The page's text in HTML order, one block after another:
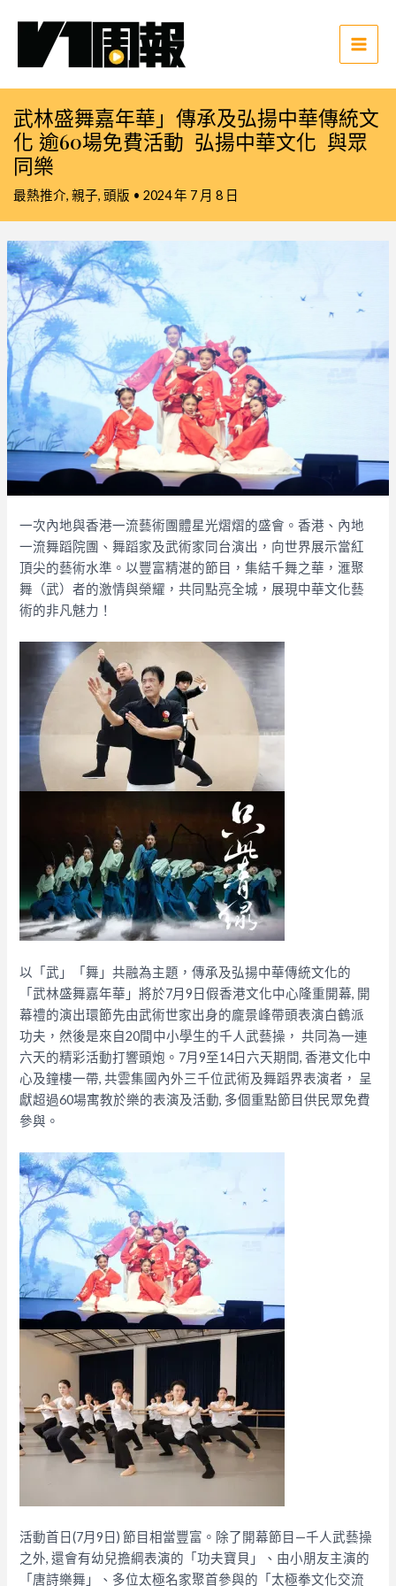
Main
武林盛舞嘉年華」傳承及弘揚中華傳統文
化 逾60場免費活動 弘揚中華文化 與眾
同樂
最熱推介, 親子, 頭版 • 2024 年 7 月 8 日
一次內地與香港一流藝術團體星光熠熠的盛會。香港、內地
一流舞蹈院團、舞蹈家及武術家同台演出，向世界展示當紅
頂尖的藝術水準。以豐富精湛的節目，集結千舞之華，滙聚
舞（武）者的激情與榮耀，共同點亮全城，展現中華文化藝
術的非凡魅力！
以「武」「舞」共融為主題，傳承及弘揚中華傳統文化的
「武林盛舞嘉年華」將於7月9日假香港文化中心隆重開幕, 開
幕禮的演出環節先由武術世家出身的龐景峰帶頭表演白鶴派
功夫，然後是來自20間中小學生的千人武藝操， 共同為一連
六天的精彩活動打響頭炮。7月9至14日六天期間, 香港文化中
心及鐘樓一帶, 共雲集國內外三千位武術及舞蹈界表演者， 呈
獻超過60場寓教於樂的表演及活動, 多個重點節目供民眾免費
參與。
活動首日(7月9日) 節目相當豐富。除了開幕節目—千人武藝操
之外, 還會有幼兒擔綱表演的「功夫寶貝」、由小朋友主演的
「唐詩樂舞」、多位太極名家聚首參與的「太極拳文化交流